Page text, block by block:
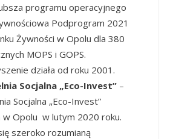
programu operacyjnego
Podprogram 2021
Żywności w Opolu dla 380
MOPS i GOPS.
działa od roku 2001.
Socjalna „Eco-Invest” –
Socjalna „Eco-Invest”
w Opolu w lutym 2020 roku.
szeroko rozumianą